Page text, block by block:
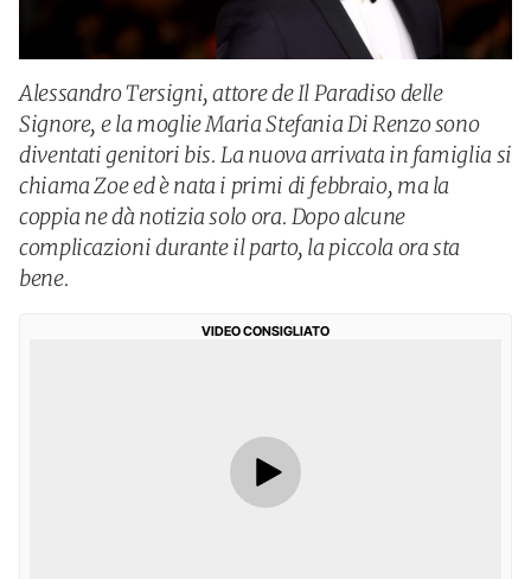
Alessandro Tersigni, attore de Il Paradiso delle
Signore, e la moglie Maria Stefania Di Renzo sono
diventati genitori bis. La nuova arrivata in famiglia si
chiama Zoe ed è nata i primi di febbraio, ma la
coppia ne dà notizia solo ora. Dopo alcune
complicazioni durante il parto, la piccola ora sta
bene.
VIDEO CONSIGLIATO